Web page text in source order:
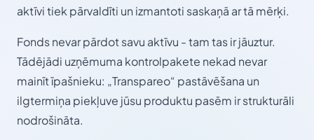
aktīvi tiek pārvaldīti un izmantoti saskaņā ar tā mērķi.
Fonds nevar pārdot savu aktīvu - tam tas ir jāuztur.
Tādējādi uzņēmuma kontrolpakete nekad nevar
mainīt īpašnieku: „Transpareo“ pastāvēšana un
ilgtermiņa piekļuve jūsu produktu pasēm ir strukturāli
nodrošināta.